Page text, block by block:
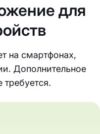
для
на смартфонах,
Дополнительное
требуется.